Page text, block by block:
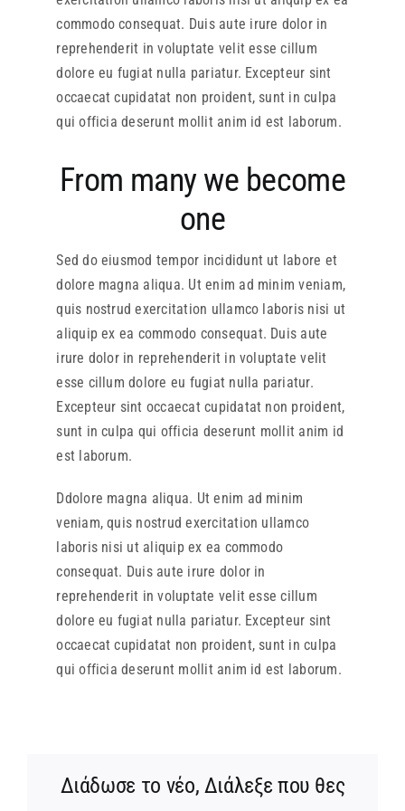
commodo consequat. Duis aute irure dolor in
reprehenderit in voluptate velit esse cillum
dolore eu fugiat nulla pariatur. Excepteur sint
occaecat cupidatat non proident, sunt in culpa
qui officia deserunt mollit anim id est laborum.
From many we become
one
Sed do eiusmod tempor incididunt ut labore et
dolore magna aliqua. Ut enim ad minim veniam,
quis nostrud exercitation ullamco laboris nisi ut
aliquip ex ea commodo consequat. Duis aute
irure dolor in reprehenderit in voluptate velit
esse cillum dolore eu fugiat nulla pariatur.
Excepteur sint occaecat cupidatat non proident,
sunt in culpa qui officia deserunt mollit anim id
est laborum.
Ddolore magna aliqua. Ut enim ad minim
veniam, quis nostrud exercitation ullamco
laboris nisi ut aliquip ex ea commodo
consequat. Duis aute irure dolor in
reprehenderit in voluptate velit esse cillum
dolore eu fugiat nulla pariatur. Excepteur sint
occaecat cupidatat non proident, sunt in culpa
qui officia deserunt mollit anim id est laborum.
Διάδωσε το νέο, Διάλεξε που θες